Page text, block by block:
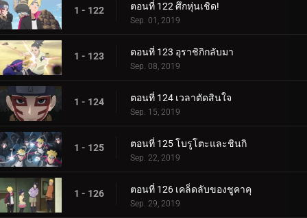
1 - 122 ตอนที่ 122 ศึกหุ่นเชิด!
Sep. 01, 2019
1 - 123 ตอนที่ 123 อุราชิกิกลับมา
Sep. 08, 2019
1 - 124 ตอนที่ 124 เวลาตัดสินใจ
Sep. 15, 2019
1 - 125 ตอนที่ 125 โบรูโตะและชินกิ
Sep. 22, 2019
1 - 126 ตอนที่ 126 เคล็ดลับของชูคาคุ
Sep. 29, 2019